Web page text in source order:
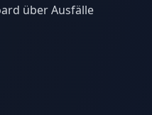
über Ausfälle